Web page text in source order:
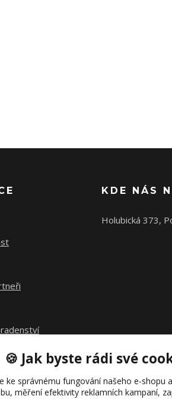
KDE NÁS
Holubická 373,
🍪 Jak byste rádi své
ke správnému fungování našeho e-shopu
měření efektivity reklamních kampaní,